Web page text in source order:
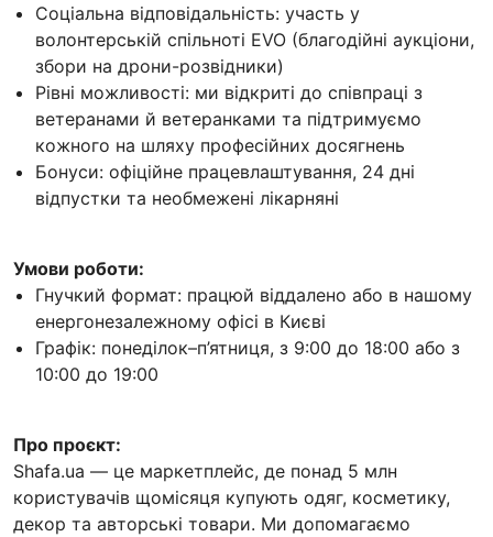
Соціальна відповідальність: участь у
волонтерській спільноті EVO (благодійні аукціони,
збори на дрони-розвідники)
Рівні можливості: ми відкриті до співпраці з
ветеранами й ветеранками та підтримуємо
кожного на шляху професійних досягнень
Бонуси: офіційне працевлаштування, 24 дні
відпустки та необмежені лікарняні
Умови роботи:
Гнучкий формат: працюй віддалено або в нашому
енергонезалежному офісі в Києві
Графік: понеділок–п’ятниця, з 9:00 до 18:00 або з
10:00 до 19:00
Про проєкт:
Shafa.ua — це маркетплейс, де понад 5 млн
користувачів щомісяця купують одяг, косметику,
декор та авторські товари. Ми допомагаємо